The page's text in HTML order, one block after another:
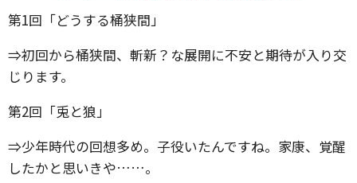
第1回「どうする桶狭間」
⇒初回から桶狭間、斬新？な展開に不安と期待が入り交
じります。
第2回「兎と狼」
⇒少年時代の回想多め。子役いたんですね。家康、覚醒
したかと思いきや……。